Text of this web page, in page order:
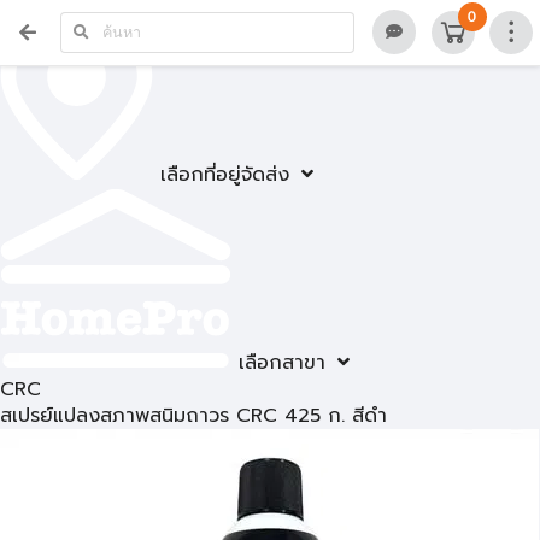
เลือกที่อยู่จัดส่ง
เลือกสาขา
0
CRC
สเปรย์แปลงสภาพสนิมถาวร CRC 425 ก. สีดำ